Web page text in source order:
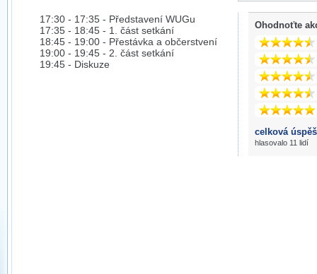
17:30 - 17:35 - Představení WUGu
17:35 - 18:45 - 1. část setkání
18:45 - 19:00 - Přestávka a občerstvení
19:00 - 19:45 - 2. část setkání
19:45 - Diskuze
Ohodnoťte
celková
hlasovalo 11 lidí